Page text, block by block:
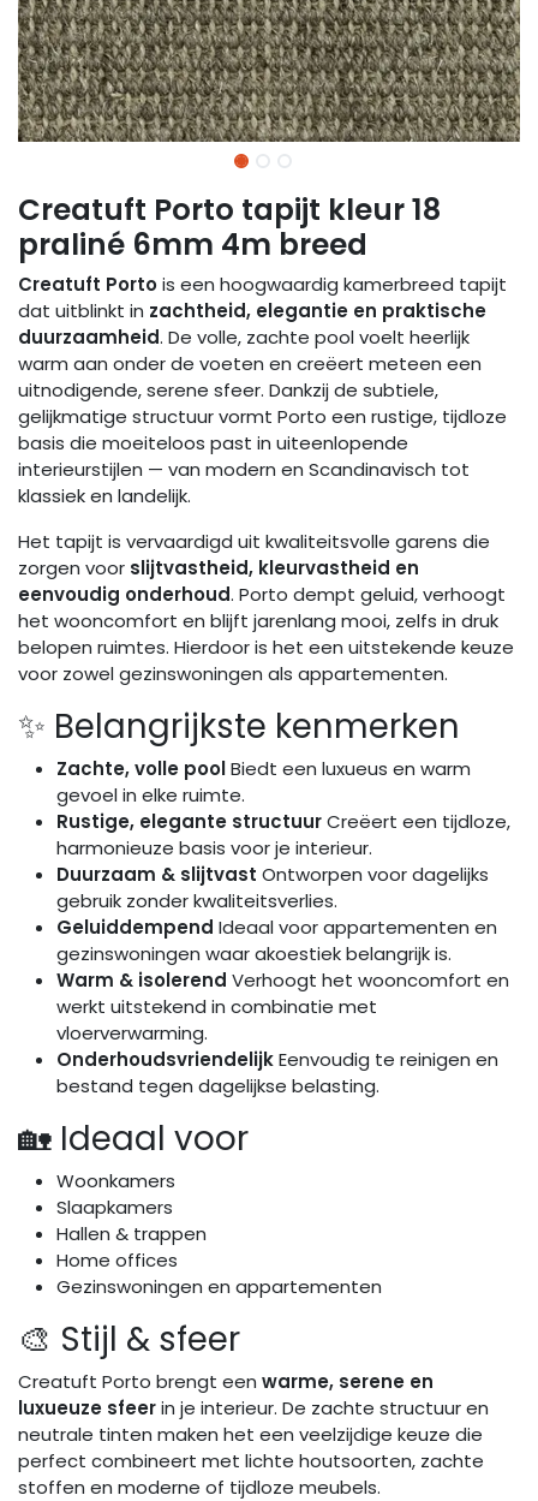
Creatuft Porto tapijt kleur 18
praliné 6mm 4m breed
Creatuft Portois een hoogwaardig kamerbreed tapijt
dat uitblinkt in zachtheid, elegantie en praktische
duurzaamheid. De volle, zachte pool voelt heerlijk
warm aan onder de voeten en creëert meteen een
uitnodigende, serene sfeer. Dankzij de subtiele,
gelijkmatige structuur vormt Porto een rustige, tijdloze
basis die moeiteloos past in uiteenlopende
interieurstijlen — van modern en Scandinavisch tot
klassiek en landelijk.
Het tapijt is vervaardigd uit kwaliteitsvolle garens die
zorgen voor slijtvastheid, kleurvastheid en
eenvoudig onderhoud. Porto dempt geluid, verhoogt
het wooncomfort en blijft jarenlang mooi, zelfs in druk
belopen ruimtes. Hierdoor is het een uitstekende keuze
voor zowel gezinswoningen als appartementen.
✨ Belangrijkste kenmerken
Zachte, volle poolBiedt een luxueus en warm
gevoel in elke ruimte.
Rustige, elegante structuurCreëert een tijdloze,
harmonieuze basis voor je interieur.
Duurzaam & slijtvast Ontworpen voor dagelijks
gebruik zonder kwaliteitsverlies.
Geluiddempend Ideaal voor appartementen en
gezinswoningen waar akoestiek belangrijk is.
Warm & isolerend Verhoogt het wooncomfort en
werkt uitstekend in combinatie met
vloerverwarming.
OnderhoudsvriendelijkEenvoudig te reinigen en
bestand tegen dagelijkse belasting.
🏡 Ideaal voor
Woonkamers
Slaapkamers
Hallen & trappen
Home offices
Gezinswoningen en appartementen
🎨 Stijl & sfeer
Creatuft Porto brengt een warme, serene en
luxueuze sfeerin je interieur. De zachte structuur en
neutrale tinten maken het een veelzijdige keuze die
perfect combineert met lichte houtsoorten, zachte
stoffen en moderne of tijdloze meubels.